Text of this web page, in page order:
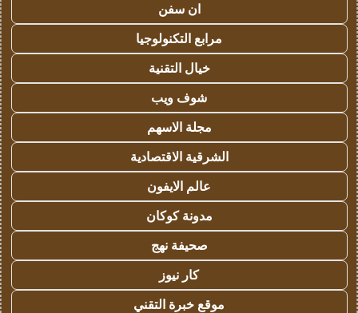
ان سفن
مرابع التكنولوجيا
خيال التقنية
شوف ويب
مجلة الاسهم
الشرقية الاقتصادية
عالم الايفون
مدونة كوكان
صحيفة نهج
كار نيوز
موقع خبرة التقني